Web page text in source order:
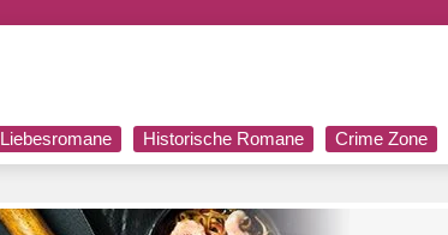
Liebesromane Historische Romane Crime Zone